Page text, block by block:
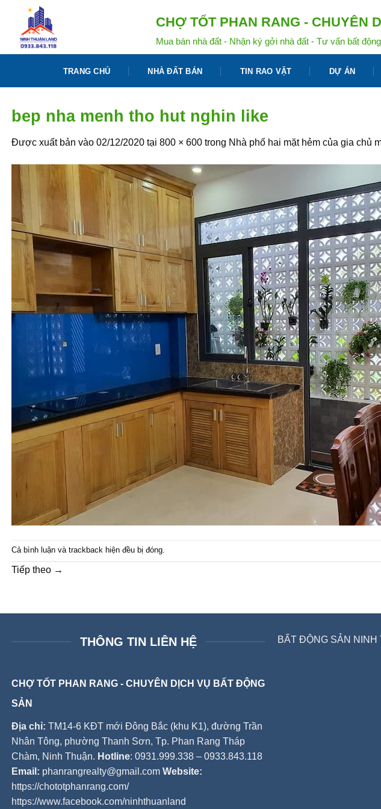
dung
CHỢ TỐT PHAN RANG - CHUYÊN
Mua bán nhà đất - Nhận ký gởi nhà đất - Tư vấn bất
TRANG CHỦ NHÀ ĐẤT BÁN TIN RAO VẶT DỰ ÁN
bep nha menh tho hut nghin like
Được xuất bản vào 02/12/2020 tại 800 × 600 trong Nhà phố hai mặt hẻm của gia chủ
Cả bình luận và trackback hiện đều bị đóng.
Tiếp theo →
THÔNG TIN LIÊN HỆ
CHỢ TỐT PHAN RANG - CHUYÊN DỊCH VỤ BẤT ĐỘNG
SẢN
Địa chỉ: TM14-6 KĐT mới Đông Bắc (khu K1), đường Trần
Nhân Tông, phường Thanh Sơn, Tp. Phan Rang Tháp
Chàm, Ninh Thuận. Hotline: 0931.999.338 – 0933.843.118
Email: phanrangrealty@gmail.com Website:
https://chototphanrang.com/
https://www.facebook.com/ninhthuanland
BẤT ĐỘNG SẢN NINH